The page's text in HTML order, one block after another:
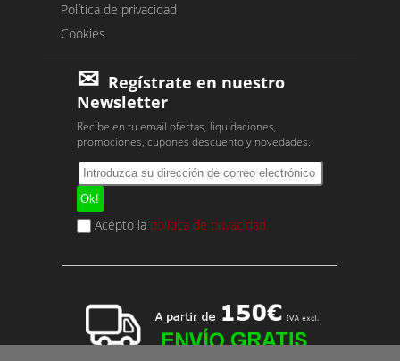
Política de privacidad
Cookies
Regístrate en nuestro
Newsletter
Recibe en tu email ofertas, liquidaciones,
promociones, cupones descuento y novedades.
Acepto la política de privacidad